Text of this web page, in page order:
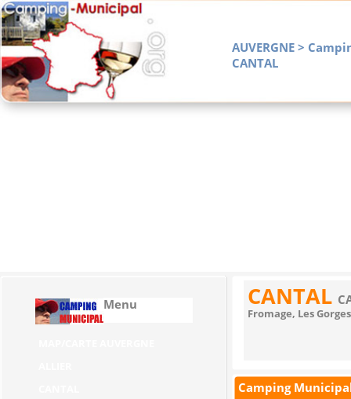
AUVERGNE >
CANTAL
CANTAL
Fromage, Les
Menu
Camping